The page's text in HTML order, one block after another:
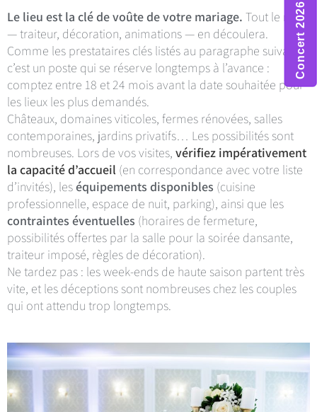
Le lieu est la clé de voûte de votre mariage. Tout le reste
— traiteur, décoration, animations — en découlera.
Comme les prestataires clés listés au paragraphe suivant,
c’est un poste qui se réserve longtemps à l’avance :
comptez entre 18 et 24 mois avant la date souhaitée pour
les lieux les plus demandés.
Châteaux, domaines viticoles, fermes rénovées, salles
contemporaines, jardins privatifs… Les possibilités sont
nombreuses. Lors de vos visites, vérifiez impérativement
la capacité d’accueil (en correspondance avec votre liste
d’invités), leséquipements disponibles (cuisine
professionnelle, espace de nuit, parking), ainsi que les
contraintes éventuelles (horaires de fermeture,
possibilités offertes par la salle pour la soirée dansante,
traiteur imposé, règles de décoration).
Ne tardez pas : les week-ends de haute saison partent très
vite, et les déceptions sont nombreuses chez les couples
qui ont attendu trop longtemps.
Concert 2026